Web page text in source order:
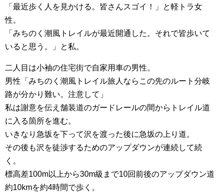
「最近歩く人を見かける。皆さんスゴイ！」と軽トラ女
性。
「みちのく潮風トレイルが最近開通した。それで皆歩いて
いると思う。」と私。
二人目は小袖の住宅街で自家用車の男性。
男性「みちのく潮風トレイル旅人ならこの先のルート分岐
路が分かり難い。注意して」
私は謝意を伝え舗装道のガードレールの間からトレイル道
に入る箇所を進む。
いきなり急坂を下って沢を渡った後に急坂の上り道。
その後も沢を徒渉するためのアップダウンが連続して続
く。
標高差100m以上から30m級まで10回前後のアップダウン道
約10kmを約4時間で歩く。